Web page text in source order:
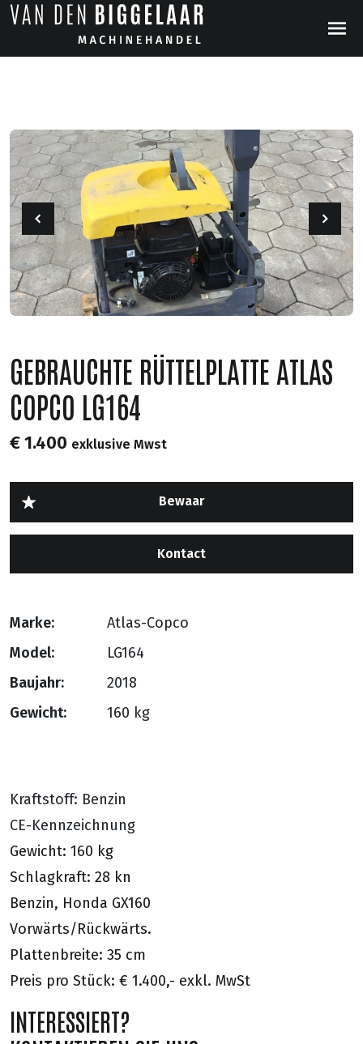
GEBRAUCHTE RÜTTELPLATTE ATLAS
COPCO LG164
€ 1.400 exklusive Mwst
Kontact
Marke:
Atlas-Copco
Model:
LG164
Baujahr:
2018
Gewicht:
160 kg
Kraftstoff: Benzin
CE-Kennzeichnung
Gewicht: 160 kg
Schlagkraft: 28 kn
Benzin, Honda GX160
Vorwärts/Rückwärts.
Plattenbreite: 35 cm
Preis pro Stück: € 1.400,- exkl. MwSt
INTERESSIERT?